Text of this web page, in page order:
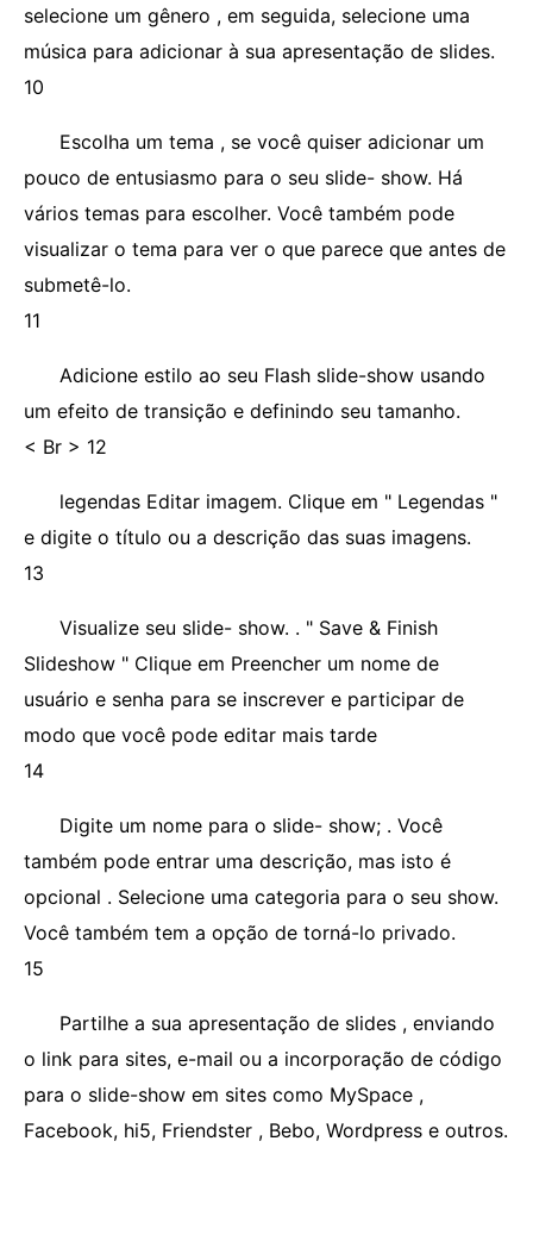
selecione um gênero , em seguida, selecione uma
música para adicionar à sua apresentação de slides.
10
Escolha um tema , se você quiser adicionar um
pouco de entusiasmo para o seu slide- show. Há
vários temas para escolher. Você também pode
visualizar o tema para ver o que parece que antes de
submetê-lo.
11
Adicione estilo ao seu Flash slide-show usando
um efeito de transição e definindo seu tamanho.
< Br > 12
legendas Editar imagem. Clique em " Legendas "
e digite o título ou a descrição das suas imagens.
13
Visualize seu slide- show. . " Save & Finish
Slideshow " Clique em Preencher um nome de
usuário e senha para se inscrever e participar de
modo que você pode editar mais tarde
14
Digite um nome para o slide- show; . Você
também pode entrar uma descrição, mas isto é
opcional . Selecione uma categoria para o seu show.
Você também tem a opção de torná-lo privado.
15
Partilhe a sua apresentação de slides , enviando
o link para sites, e-mail ou a incorporação de código
para o slide-show em sites como MySpace ,
Facebook, hi5, Friendster , Bebo, Wordpress e outros.